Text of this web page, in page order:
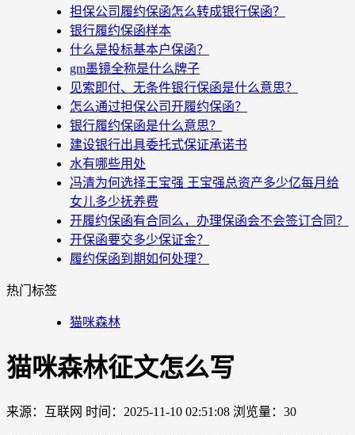
担保公司履约保函怎么转成银行保函？
银行履约保函样本
什么是投标基本户保函？
gm墨镜全称是什么牌子
见索即付、无条件银行保函是什么意思？
怎么通过担保公司开履约保函？
银行履约保函是什么意思？
建设银行出具委托式保证承诺书
水有哪些用处
冯清为何选择王宝强 王宝强总资产多少亿每月给
女儿多少抚养费
开履约保函有合同么，办理保函会不会签订合同？
开保函要交多少保证金？
履约保函到期如何处理？
热门标签
猫咪森林
猫咪森林征文怎么写
来源：互联网 时间：2025-11-10 02:51:08 浏览量：30